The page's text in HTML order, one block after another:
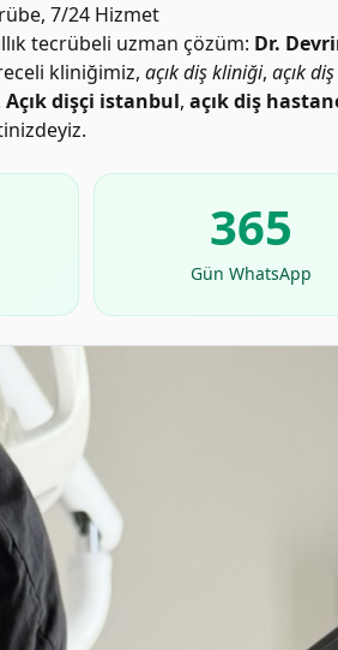
7/24 Hizmet
tecrübeli uzman çözüm: Dr.
kliniğimiz, açık diş kliniği, açık
Açık dişçi istanbul, açık diş
365
Gün WhatsApp